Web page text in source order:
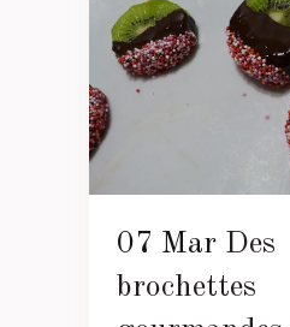
07 Mar Des
brochettes